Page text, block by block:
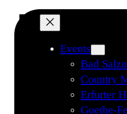
Events
Bad
Country
Erfurter
Goethe-